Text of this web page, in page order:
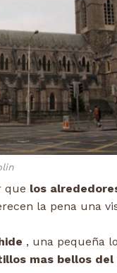
que los
la pena una
, una pequeña
mas bellos